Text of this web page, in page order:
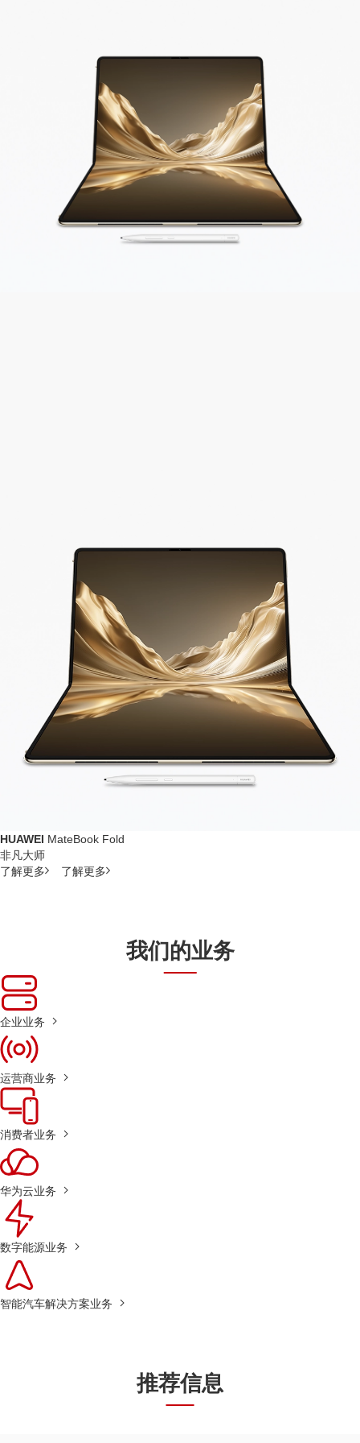
HUAWEI MateBook Fold
非凡大师
了解更多
了解更多
我们的业务
企业业务
运营商业务
消费者业务
华为云业务
数字能源业务
智能汽车解决方案业务
推荐信息